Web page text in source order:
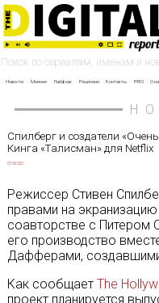
Новости Мнение Лайфхак Рецензии Контакты PRO О
Спилберг и создатели
Кинга «Талисман» для Netflix
07/03/2021
Режиссер Стивен
правами на
соавторстве с Питером
его производство
Дафферами,
Как сообщает The
проект планируется